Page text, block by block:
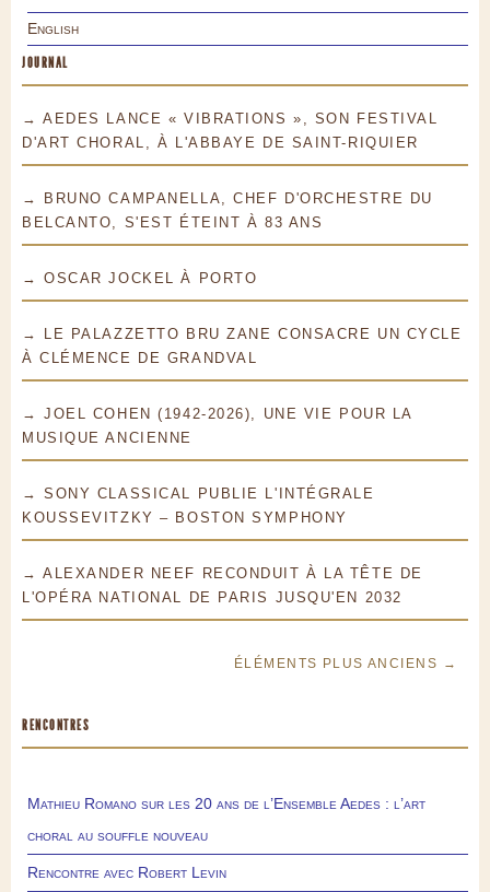
English
JOURNAL
→ AEDES LANCE « VIBRATIONS », SON FESTIVAL
D'ART CHORAL, À L'ABBAYE DE SAINT-RIQUIER
→ BRUNO CAMPANELLA, CHEF D'ORCHESTRE DU
BELCANTO, S'EST ÉTEINT À 83 ANS
→ OSCAR JOCKEL À PORTO
→ LE PALAZZETTO BRU ZANE CONSACRE UN CYCLE
À CLÉMENCE DE GRANDVAL
→ JOEL COHEN (1942-2026), UNE VIE POUR LA
MUSIQUE ANCIENNE
→ SONY CLASSICAL PUBLIE L'INTÉGRALE
KOUSSEVITZKY – BOSTON SYMPHONY
→ ALEXANDER NEEF RECONDUIT À LA TÊTE DE
L'OPÉRA NATIONAL DE PARIS JUSQU'EN 2032
ÉLÉMENTS PLUS ANCIENS →
RENCONTRES
Mathieu Romano sur les 20 ans de l’Ensemble Aedes : l’art
choral au souffle nouveau
Rencontre avec Robert Levin